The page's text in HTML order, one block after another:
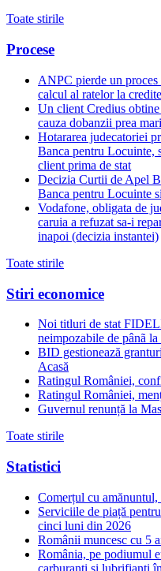
Toate stirile
Procese
ANPC pierde un
calcul al ratelor la credite
Un client Credius
cauza dobanzii prea mari
Hotararea judecatoriei
Banca pentru Locuinte,
client prima de stat
Decizia Curtii de Apel
Banca pentru Locuinte
Vodafone, obligata de
caruia a refuzat sa-i
inapoi (decizia instantei)
Toate stirile
Stiri economice
Noi titluri de stat
neimpozabile de pânã
BID gestionează
Acasă
Ratingul României,
Ratingul României,
Guvernul renunță la
Toate stirile
Statistici
Comerțul cu
Serviciile de piață
cinci luni din 2026
Românii muncesc cu 5
România, pe podiumul
carburanți și lubrifianți